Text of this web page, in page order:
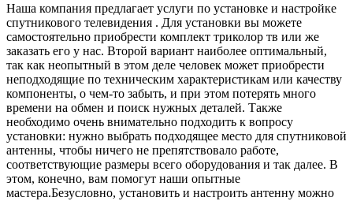
Наша компания предлагает услуги по установке и настройке
спутникового телевидения . Для установки вы можете
самостоятельно приобрести комплект триколор тв или же
заказать его у нас. Второй вариант наиболее оптимальный,
так как неопытный в этом деле человек может приобрести
неподходящие по техническим характеристикам или качеству
компоненты, о чем-то забыть, и при этом потерять много
времени на обмен и поиск нужных деталей. Также
необходимо очень внимательно подходить к вопросу
установки: нужно выбрать подходящее место для спутниковой
антенны, чтобы ничего не препятствовало работе,
соответствующие размеры всего оборудования и так далее. В
этом, конечно, вам помогут наши опытные
мастера.Безусловно, установить и настроить антенну можно